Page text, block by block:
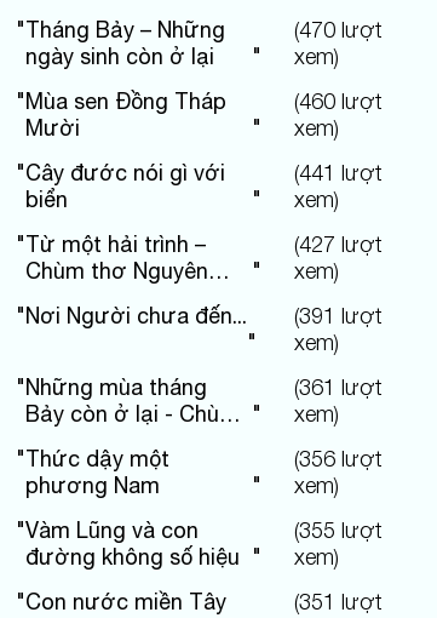
"Tháng Bảy – Những
ngày sinh còn ở lại
"
(470lượt
xem)
"Mùa sen Đồng Tháp
Mười
"
(460lượt
xem)
"Cây đước nói gì với
biển
"
(441 lượt
xem)
"Từ một hải trình –
Chùm thơ Nguyên
"
(427 lượt
xem)
"Nơi Người chưa đến...
"
(391 lượt
xem)
"Những mùa tháng
Bảy còn ở lại - Chùm
"
(361 lượt
xem)
"Thức dậy một
phương Nam
"
(356lượt
xem)
"Vàm Lũng và con
đường không số hiệu
"
(355 lượt
xem)
"Con nước miền Tây
(351 lượt